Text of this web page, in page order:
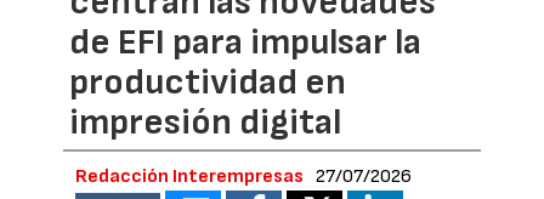
de EFI para impulsar la
productividad en
impresión digital
Redacción Interempresas 27/07/2026